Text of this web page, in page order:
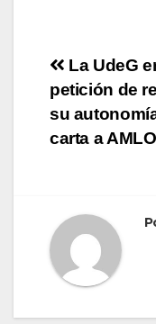
de
entradas
La UdeG
petición de
su
carta a AMLO